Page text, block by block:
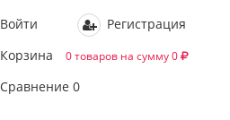
Войти
Регистрация
Корзина
0 товаров на сумму 0
Сравнение 0